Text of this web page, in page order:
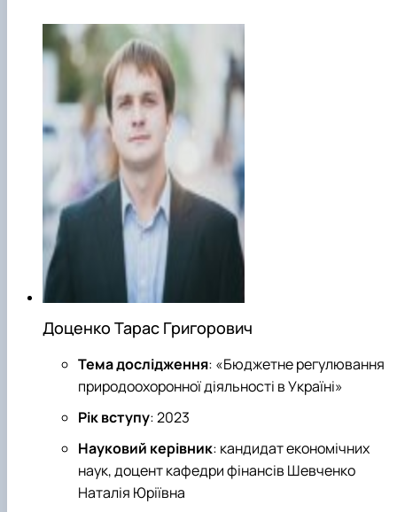
Доценко Тарас Григорович
Тема дослідження: «Бюджетне регулювання
природоохоронної діяльності в Україні»
Рік вступу: 2023
Науковий керівник: кандидат економічних
наук, доцент кафедри фінансів Шевченко
Наталія Юріївна